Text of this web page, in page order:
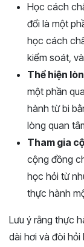
Học cách
đổi là một
học cách
kiểm soát,
Thể hiện
một phần
hành từ bi
lòng quan
Tham gia
cộng đồng
học hỏi từ
thực hành
Lưu ý rằng thực
dài hơi và đòi